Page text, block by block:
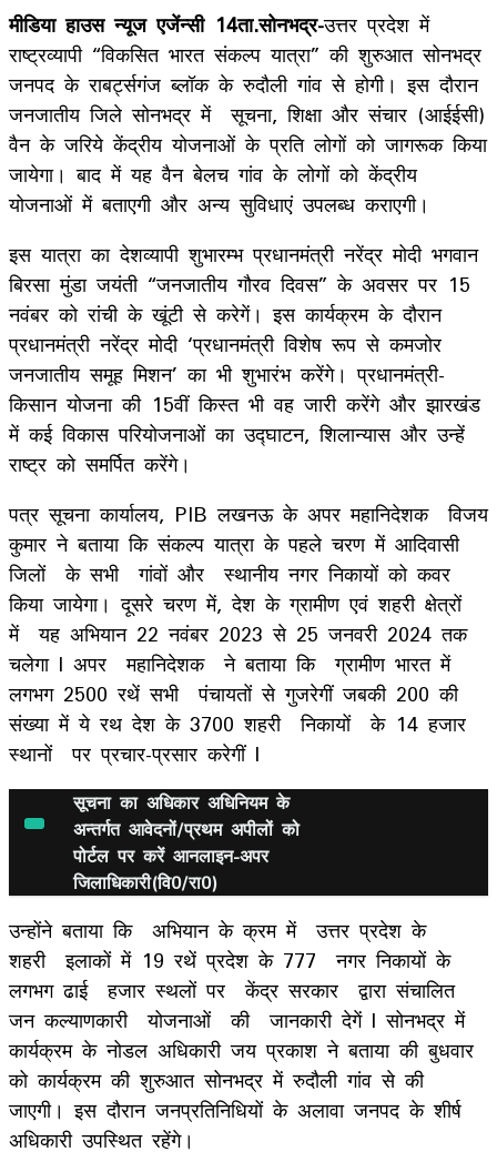
मीडिया हाउस न्यूज एजेंन्सी 14ता.सोनभद्र-उत्तर प्रदेश में
राष्ट्रव्यापी “विकसित भारत संकल्प यात्रा” की शुरुआत सोनभद्र
जनपद के राबर्ट्सगंज ब्लॉक के रुदौली गांव से होगी। इस दौरान
जनजातीय जिले सोनभद्र में सूचना, शिक्षा और संचार (आईईसी)
वैन के जरिये केंद्रीय योजनाओं के प्रति लोगों को जागरूक किया
जायेगा। बाद में यह वैन बेलच गांव के लोगों को केंद्रीय
योजनाओं में बताएगी और अन्य सुविधाएं उपलब्ध कराएगी।
इस यात्रा का देशव्यापी शुभारम्भ प्रधानमंत्री नरेंद्र मोदी भगवान
बिरसा मुंडा जयंती “जनजातीय गौरव दिवस” के अवसर पर 15
नवंबर को रांची के खूंटी से करेगें। इस कार्यक्रम के दौरान
प्रधानमंत्री नरेंद्र मोदी ‘प्रधानमंत्री विशेष रूप से कमजोर
जनजातीय समूह मिशन’ का भी शुभारंभ करेंगे। प्रधानमंत्री-
किसान योजना की 15वीं किस्त भी वह जारी करेंगे और झारखंड
में कई विकास परियोजनाओं का उद्घाटन, शिलान्यास और उन्हें
राष्ट्र को समर्पित करेंगे।
पत्र सूचना कार्यालय, PIB लखनऊ के अपर महानिदेशक विजय
कुमार ने बताया कि संकल्प यात्रा के पहले चरण में आदिवासी
जिलों के सभी गांवों और स्थानीय नगर निकायों को कवर
किया जायेगा। दूसरे चरण में, देश के ग्रामीण एवं शहरी क्षेत्रों
में यह अभियान 22 नवंबर 2023 से 25 जनवरी 2024 तक
चलेगा l अपर महानिदेशक ने बताया कि ग्रामीण भारत में
लगभग 2500 रथें सभी पंचायतों से गुजरेगीं जबकी 200 की
संख्या में ये रथ देश के 3700 शहरी निकायों के 14 हजार
स्थानों पर प्रचार-प्रसार करेगीं l
सूचना का अधिकार अधिनियम के
अन्तर्गत आवेदनों/प्रथम अपीलों को
पोर्टल पर करें आनलाइन-अपर
जिलाधिकारी(वि0/रा0)
उन्होंने बताया कि अभियान के क्रम में उत्तर प्रदेश के
शहरी इलाकों में 19 रथें प्रदेश के 777 नगर निकायों के
लगभग ढाई हजार स्थलों पर केंद्र सरकार द्वारा संचालित
जन कल्याणकारी योजनाओं की जानकारी देगें l सोनभद्र में
कार्यक्रम के नोडल अधिकारी जय प्रकाश ने बताया की बुधवार
को कार्यक्रम की शुरुआत सोनभद्र में रुदौली गांव से की
जाएगी। इस दौरान जनप्रतिनिधियों के अलावा जनपद के शीर्ष
अधिकारी उपस्थित रहेंगे।